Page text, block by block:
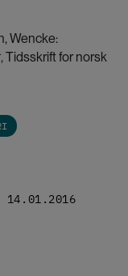
Wencke:
,Tidsskrift for norsk
14.01.2016